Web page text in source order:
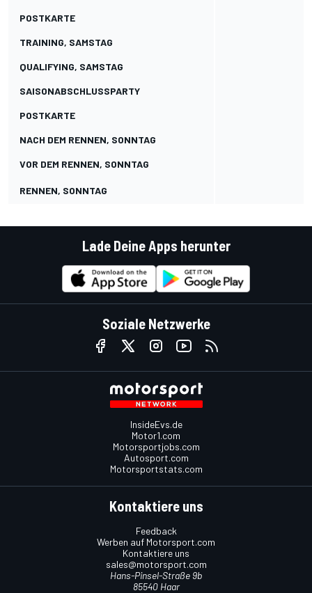
POSTKARTE
TRAINING, SAMSTAG
QUALIFYING, SAMSTAG
SAISONABSCHLUSSPARTY
POSTKARTE
NACH DEM RENNEN, SONNTAG
VOR DEM RENNEN, SONNTAG
RENNEN, SONNTAG
Lade Deine Apps herunter
Soziale Netzwerke
InsideEvs.de
Motor1.com
Motorsportjobs.com
Autosport.com
Motorsportstats.com
Kontaktiere uns
Feedback
Werben auf Motorsport.com
Kontaktiere uns
sales@motorsport.com
Hans-Pinsel-Straße 9b
85540 Haar